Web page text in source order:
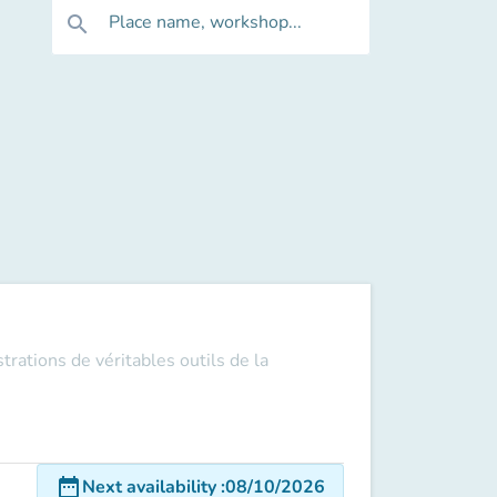
search Place name, workshop...
de véritables outils de la
date_rangeNext availability:08/10/2026